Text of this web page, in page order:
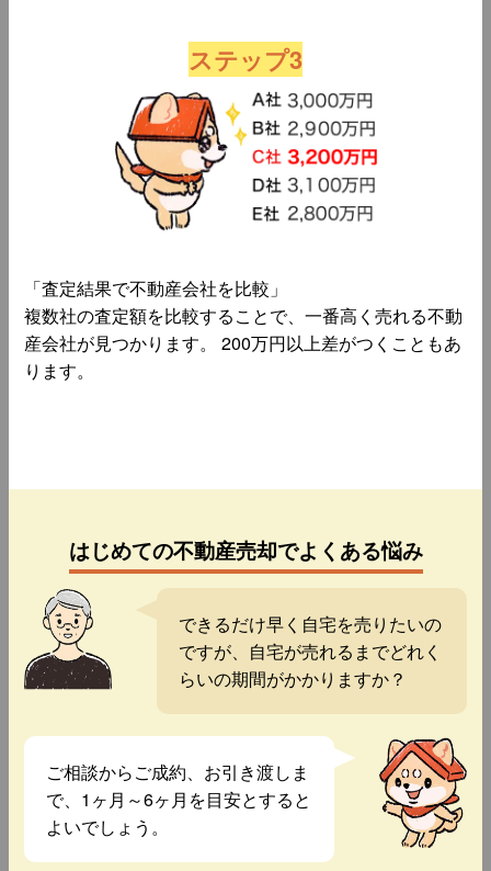
ステップ3
「査定結果で不動産会社を比較」
複数社の査定額を比較することで、一番高く売れる不動
産会社が見つかります。 200万円以上差がつくこともあ
ります。
はじめての不動産売却でよくある悩み
できるだけ早く自宅を売りたいの
ですが、自宅が売れるまでどれく
らいの期間がかかりますか？
ご相談からご成約、お引き渡しま
で、1ヶ月～6ヶ月を目安とすると
よいでしょう。